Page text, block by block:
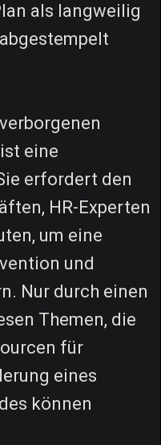
als langweilig
eine
erfordert den
HR-Experten
um eine
und
Nur durch einen
Themen, die
für
eines
können